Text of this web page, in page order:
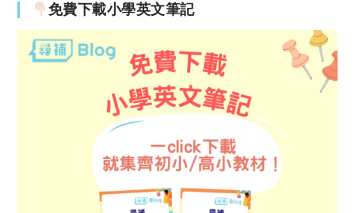
免費下載小學英文筆記